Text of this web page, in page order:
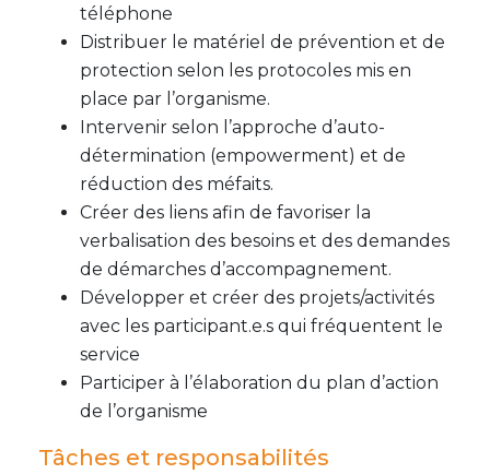
téléphone
Distribuer le matériel de prévention et de
protection selon les protocoles mis en
place par l’organisme.
Intervenir selon l’approche d’auto-
détermination (empowerment) et de
réduction des méfaits.
Créer des liens afin de favoriser la
verbalisation des besoins et des demandes
de démarches d’accompagnement.
Développer et créer des projets/activités
avec les participant.e.s qui fréquentent le
service
Participer à l’élaboration du plan d’action
de l’organisme
Tâches et responsabilités